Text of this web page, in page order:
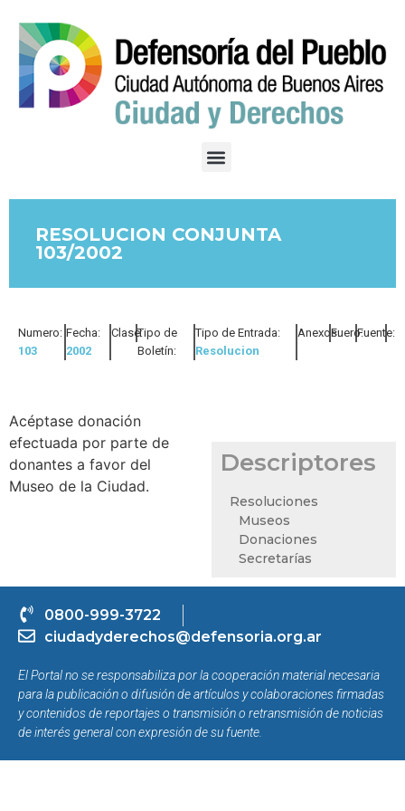
RESOLUCION CONJUNTA
103/2002
Numero:
103
Fecha:
2002
Clase:Tipo de
Boletín:
Tipo de Entrada:
Resolucion
Anexos:Fuero:Fuente:
Acéptase donación
efectuada por parte de
donantes a favor del
Museo de la Ciudad.
Descriptores
Resoluciones
Museos
Donaciones
Secretarías
0800-999-3722
ciudadyderechos@defensoria.org.ar
El Portal no se responsabiliza por la cooperación material necesaria
para la publicación o difusión de artículos y colaboraciones firmadas
y contenidos de reportajes o transmisión o retransmisión de noticias
de interés general con expresión de su fuente.